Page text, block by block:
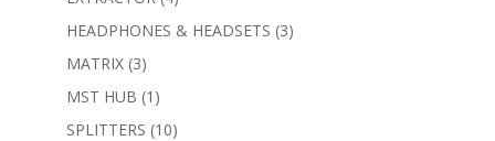
products
HEADPHONES & HEADSETS 33
MATRIX 33
products
MST HUB 1 1
product
SPLITTERS 1010